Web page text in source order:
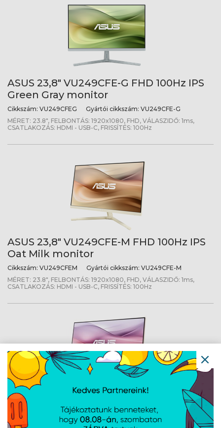
ASUS 23,8" VU249CFE-G FHD 100Hz IPS
Green Gray monitor
Cikkszám: VU249CFEG Gyártói cikkszám: VU249CFE-G
MÉRET: 23.8", FELBONTÁS: 1920x1080, FHD, VÁLASZIDŐ: 1ms,
CSATLAKOZÁS: HDMI - USB-C, FRISSÍTÉS: 100Hz
ASUS 23,8" VU249CFE-M FHD 100Hz IPS
Oat Milk monitor
Cikkszám: VU249CFEM Gyártói cikkszám: VU249CFE-M
MÉRET: 23.8", FELBONTÁS: 1920x1080, FHD, VÁLASZIDŐ: 1ms,
CSATLAKOZÁS: HDMI - USB-C, FRISSÍTÉS: 100Hz
ASUS 23,8" VU249CFE-P FHD 100Hz IPS
Rose Clay monitor